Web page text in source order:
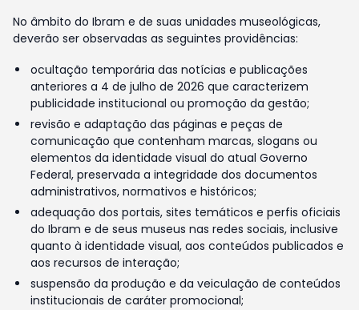
No âmbito do Ibram e de suas unidades museológicas,
deverão ser observadas as seguintes providências:
ocultação temporária das notícias e publicações
anteriores a 4 de julho de 2026 que caracterizem
publicidade institucional ou promoção da gestão;
revisão e adaptação das páginas e peças de
comunicação que contenham marcas, slogans ou
elementos da identidade visual do atual Governo
Federal, preservada a integridade dos documentos
administrativos, normativos e históricos;
adequação dos portais, sites temáticos e perfis oficiais
do Ibram e de seus museus nas redes sociais, inclusive
quanto à identidade visual, aos conteúdos publicados e
aos recursos de interação;
suspensão da produção e da veiculação de conteúdos
institucionais de caráter promocional;